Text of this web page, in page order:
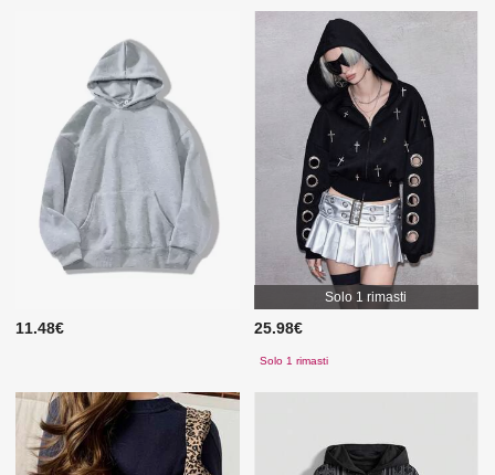
11.48€
Solo 1 rimasti
25.98€
Solo 1 rimasti